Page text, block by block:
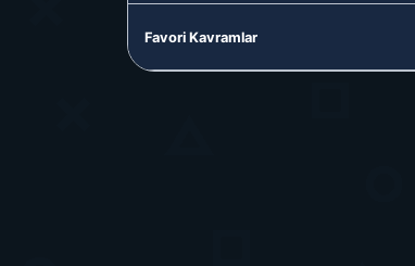
Favori Kavramlar